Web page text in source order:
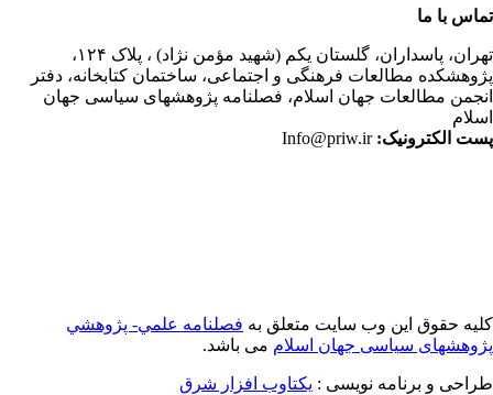
با ما
پاسداران، گلستان یکم (شهید مؤمن نژاد) ، پلاک ۱۲۴،
مطالعات فرهنگی و اجتماعی، ساختمان کتابخانه، دفتر
مطالعات جهان اسلام، فصلنامه پژوهشهای سیاسی جهان
الکترونیک:Info@priw.ir
حقوق این وب سایت متعلق بهفصلنامه علمي- پژوهشي
سیاسی جهان اسلاممی باشد.
و برنامه نویسی : یکتاوب افزار شرق